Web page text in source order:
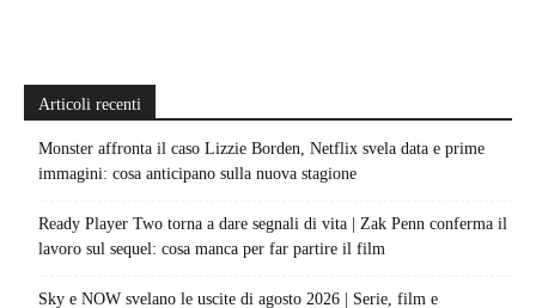
Articoli recenti
Monster affronta il caso Lizzie Borden, Netflix svela data e prime
immagini: cosa anticipano sulla nuova stagione
Ready Player Two torna a dare segnali di vita | Zak Penn conferma il
lavoro sul sequel: cosa manca per far partire il film
Sky e NOW svelano le uscite di agosto 2026 | Serie, film e